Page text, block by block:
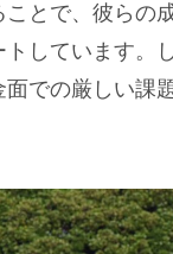
ことで、彼らの
トしています。
での厳しい課